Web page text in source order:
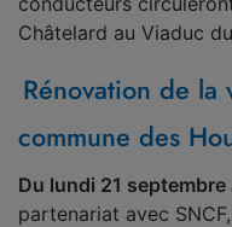
Châtelard au Viaduc
Rénovation de
commune des
Du lundi 21
partenariat avec